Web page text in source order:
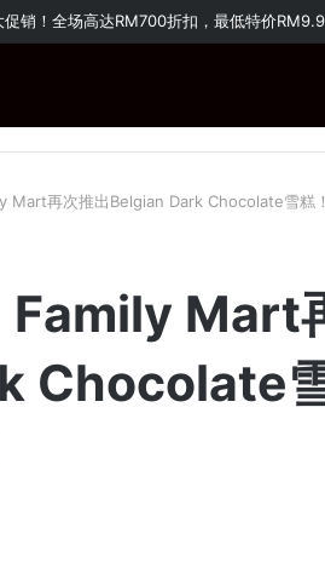
场折扣高达RM1,000！购买指定商品还有免
Mart再次推出Belgian Dark Chocolate雪糕
Family Mart
Chocolate